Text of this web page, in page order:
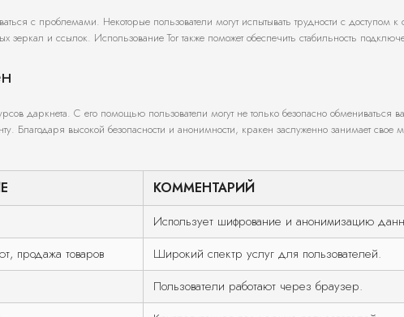
с проблемами. Некоторые пользователи могут испытывать трудности с доступом к
зеркал и ссылок. Использование Tor также поможет обеспечить стабильность
даркнета. С его помощью пользователи могут не только безопасно обмениваться
Благодаря высокой безопасности и анонимности, кракен заслуженно занимает свое
КОММЕНТАРИЙ
Использует шифрование и анонимизацию
продажа товаров
Широкий спектр услуг для пользователей.
Пользователи работают через браузер.